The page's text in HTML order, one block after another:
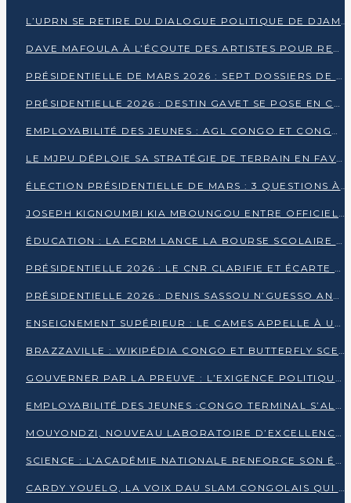
L’UPRN SE RETIRE DU DIALOGUE POLITIQUE DE DJAMBALA : TENSIONS DANS LE PRÉ-ÉLECTORAL CONGOLAIS
DAVE MAFOULA À L’ÉCOUTE DES ARTISTES POUR REDÉFINIR SA POLITIQUE CULTURELLE
PRÉSIDENTIELLE DE MARS 2026 : SEPT DOSSIERS DE CANDIDATURE ENREGISTRÉS À LA CLÔTURE DES DÉPÔTS
PRÉSIDENTIELLE 2026 : DESTIN GAVET SE POSE EN CANDIDAT DU « RAS-LE-BOL »
EMPLOYABILITÉ DES JEUNES : AGL CONGO ET CONGO TERMINAL S’ALLIENT À UCAC-ICAM
LE MJPU DÉPLOIE SA STRATÉGIE DE TERRAIN EN FAVEUR DE DSN
ÉLECTION PRÉSIDENTIELLE DE MARS : 3 QUESTIONS À UN EXPERT CONGOLAIS DE LA CYBERSÉCURITÉ
JOSEPH KIGNOUMBI KIA MBOUNGOU ENTRE OFFICIELLEMENT EN COURSE POUR LA PRÉSIDENTIELLE
ÉDUCATION : LA FCRM LANCE LA BOURSE SCOLAIRE FRANCINE-NTOUMI POUR PROMOUVOIR LES FILIÈRES SCIENTIFIQUES
PRÉSIDENTIELLE 2026 : LE CNR CLARIFIE ET ÉCARTE LA CANDIDATURE DU PASTEUR NTUMI
PRÉSIDENTIELLE 2026 : DENIS SASSOU N’GUESSO ANNONCE OFFICIELLEMENT SA CANDIDATURE
ENSEIGNEMENT SUPÉRIEUR : LE CAMES APPELLE À UNE UNIVERSITÉ AFRICAINE AXÉE SUR L’EMPLOYABILITÉ
BRAZZAVILLE : WIKIPÉDIA CONGO ET BUTTERFLY SCELLENT UN PARTENARIAT POUR STRUCTURER LE BÉNÉVOLAT NUMÉRIQUE
GOUVERNER PAR LA PREUVE : L’EXIGENCE POLITIQUE DU XXIᵉ SIÈCLE
EMPLOYABILITÉ DES JEUNES :CONGO TERMINAL S’ALLIE À L’ESCIC POUR RAPPROCHER L’ÉCOLE DU TERRAIN
MOUYONDZI, NOUVEAU LABORATOIRE D’EXCELLENCE PÉDAGOGIQUE AVEC L’ENFICE
SCIENCE : L’ACADÉMIE NATIONALE RENFORCE SON ÉQUIPE ET TRACE SA FEUILLE DE ROUTE 2026
CARDY YOUELO, LA VOIX DAU SLAM CONGOLAIS QUI INTERPELLE LE MONDE